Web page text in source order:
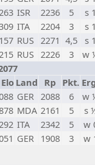
ISR 2236 5
s
ITA 2204 3
s
RUS 2271 4,5
s
RUS 2226 3
w
Elo Land Rp Pkt.
GER 2088 6
w
MDA 2161 5
s
ITA 2342 5
w
GER 1908 3 w